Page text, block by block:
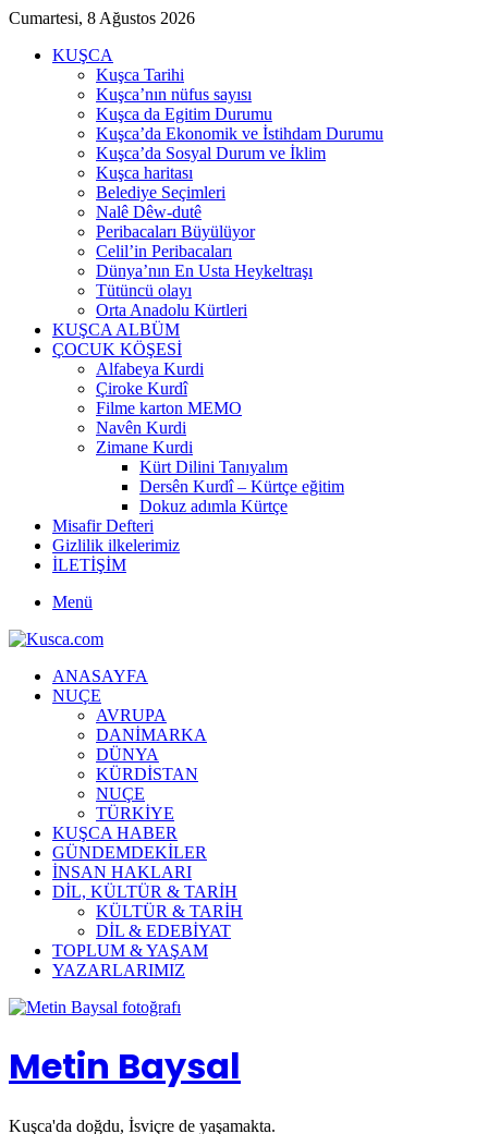
Cumartesi, 8 Ağustos 2026
KUŞCA
Kuşca Tarihi
Kuşca’nın nüfus sayısı
Kuşca da Egitim Durumu
Kuşca’da Ekonomik ve İstihdam Durumu
Kuşca’da Sosyal Durum ve İklim
Kuşca haritası
Belediye Seçimleri
Nalê Dêw-dutê
Peribacaları Büyülüyor
Celil’in Peribacaları
Dünya’nın En Usta Heykeltraşı
Tütüncü olayı
Orta Anadolu Kürtleri
KUŞCA ALBÜM
ÇOCUK KÖŞESİ
Alfabeya Kurdi
Çiroke Kurdî
Filme karton MEMO
Navên Kurdi
Zimane Kurdi
Kürt Dilini Tanıyalım
Dersên Kurdî – Kürtçe eğitim
Dokuz adımla Kürtçe
Misafir Defteri
Gizlilik ilkelerimiz
İLETİŞİM
Menü
ANASAYFA
NUÇE
AVRUPA
DANİMARKA
DÜNYA
KÜRDİSTAN
NUÇE
TÜRKİYE
KUŞCA HABER
GÜNDEMDEKİLER
İNSAN HAKLARI
DİL, KÜLTÜR & TARİH
KÜLTÜR & TARİH
DİL & EDEBİYAT
TOPLUM & YAŞAM
YAZARLARIMIZ
Metin Baysal
Kuşca'da doğdu, İsviçre de yaşamakta.